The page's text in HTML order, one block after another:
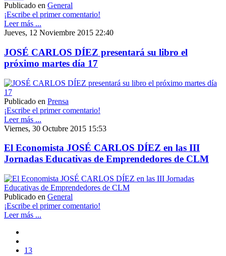
Publicado en General
¡Escribe el primer comentario!
Leer más ...
Jueves, 12 Noviembre 2015 22:40
JOSÉ CARLOS DÍEZ presentará su libro el
próximo martes día 17
Publicado en Prensa
¡Escribe el primer comentario!
Leer más ...
Viernes, 30 Octubre 2015 15:53
El Economista JOSÉ CARLOS DÍEZ en las III
Jornadas Educativas de Emprendedores de CLM
Publicado en General
¡Escribe el primer comentario!
Leer más ...
13